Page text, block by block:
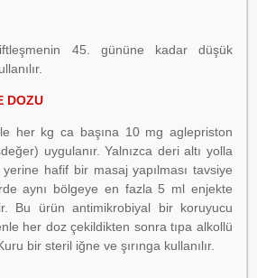
45. gününe kadar düşük
DOZU
her kg ca başına 10 mg aglepriston
uygulanır. Yalnızca deri altı yolla
yerine hafif bir masaj yapılması tavsiye
aynı bölgeye en fazla 5 ml enjekte
Bu ürün antimikrobiyal bir koruyucu
her doz çekildikten sonra tıpa alkollü
bir steril iğne ve şırınga kullanılır.